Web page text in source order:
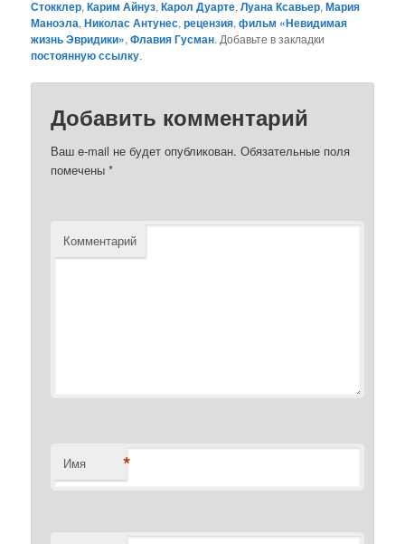
Стокклер,Карим Айнуз,Карол Дуарте,Луана Ксавьер,Мария
Маноэла,Николас Антунес,рецензия,фильм «Невидимая
жизнь Эвридики»,Флавия Гусман. Добавьте в закладки
постоянную ссылку.
Добавить комментарий
Ваш e-mail не будет опубликован. Обязательные поля
помечены*
Комментарий
Имя *